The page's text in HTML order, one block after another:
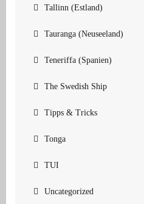
Tallinn (Estland)
Tauranga (Neuseeland)
Teneriffa (Spanien)
The Swedish Ship
Tipps & Tricks
Tonga
TUI
Uncategorized